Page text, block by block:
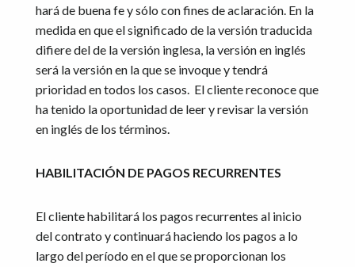
hará de buena fe y sólo con fines de aclaración. En la
medida en que el significado de la versión traducida
difiere del de la versión inglesa, la versión en inglés
será la versión en la que se invoque y tendrá
prioridad en todos los casos. El cliente reconoce que
ha tenido la oportunidad de leer y revisar la versión
en inglés de los términos.
HABILITACIÓN DE PAGOS RECURRENTES
El cliente habilitará los pagos recurrentes al inicio
del contrato y continuará haciendo los pagos a lo
largo del período en el que se proporcionan los